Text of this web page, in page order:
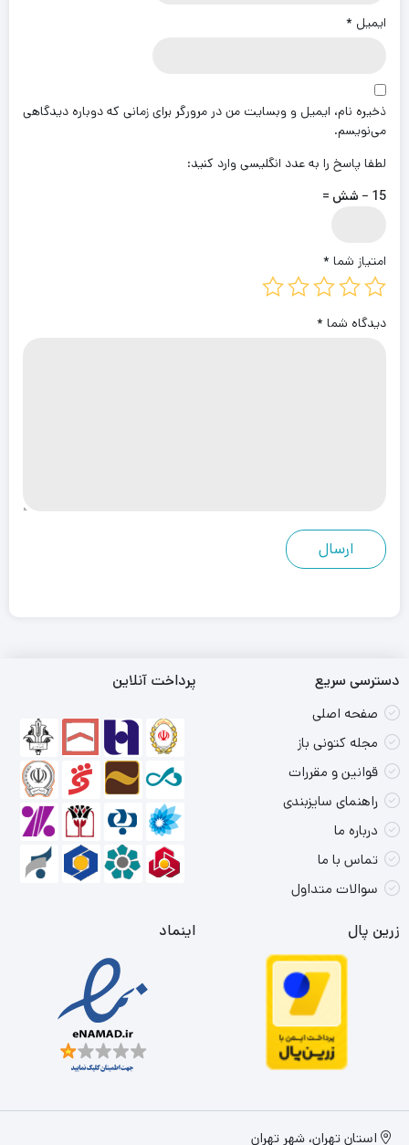
ایمیل *
ذخیره نام، ایمیل و وبسایت من در مرورگر برای زمانی که دوباره دیدگاهی
می‌نویسم.
لطفا پاسخ را به عدد انگلیسی وارد کنید:
15 − شش =
امتیاز شما *
دیدگاه شما *
دسترسی سریع
صفحه اصلی
مجله کتونی باز
قوانین و مقررات
راهنمای سایزبندی
درباره ما
تماس با ما
سوالات متداول
پرداخت آنلاین
زرین پال اینماد
استان تهران، شهر تهران